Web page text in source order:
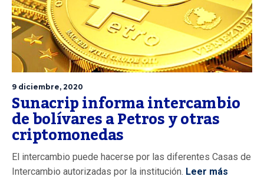
9 diciembre, 2020
Sunacrip informa intercambio
de bolívares a Petros y otras
criptomonedas
El intercambio puede hacerse por las diferentes Casas de
Intercambio autorizadas por la institución. Leer más